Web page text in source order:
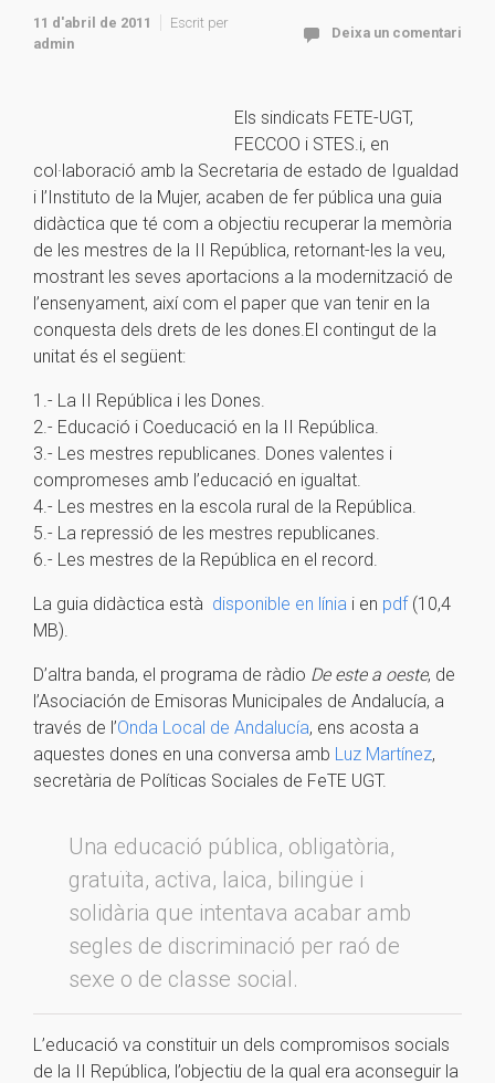
11 d'abril de 2011
Escrit per
admin
Deixa un comentari
Els sindicats FETE-UGT,
FECCOO i STES.i, en
col·laboració amb la Secretaria de estado de Igualdad
i l’Instituto de la Mujer, acaben de fer pública una guia
didàctica que té com a objectiu recuperar la memòria
de les mestres de la II República, retornant-les la veu,
mostrant les seves aportacions a la modernització de
l’ensenyament, així com el paper que van tenir en la
conquesta dels drets de les dones.El contingut de la
unitat és el següent:
1.- La II República i les Dones.
2.- Educació i Coeducació en la II República.
3.- Les mestres republicanes. Dones valentes i
compromeses amb l’educació en igualtat.
4.- Les mestres en la escola rural de la República.
5.- La repressió de les mestres republicanes.
6.- Les mestres de la República en el record.
La guia didàctica està disponible en línia i en pdf(10,4
MB).
D’altra banda, el programa de ràdio De este a oeste, de
l’Asociación de Emisoras Municipales de Andalucía, a
través de l’Onda Local de Andalucía, ens acosta a
aquestes dones en una conversa amb Luz Martínez,
secretària de Políticas Sociales de FeTE UGT.
Una educació pública, obligatòria,
gratuïta, activa, laica, bilingüe i
solidària que intentava acabar amb
segles de discriminació per raó de
sexe o de classe social.
L’educació va constituir un dels compromisos socials
de la II República, l’objectiu de la qual era aconseguir la